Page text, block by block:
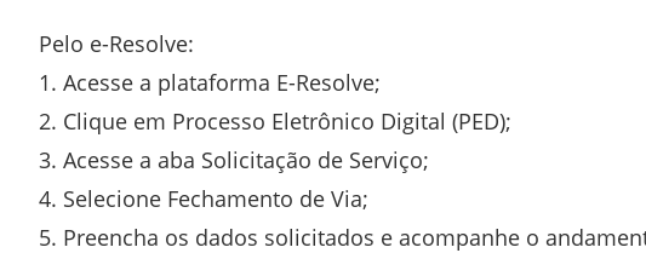
Pelo e-Resolve:
1. Acesse a plataforma E-Resolve;
2. Clique em Processo Eletrônico Digital (PED);
3. Acesse a aba Solicitação de Serviço;
4. Selecione Fechamento de Via;
5. Preencha os dados solicitados e acompanhe o